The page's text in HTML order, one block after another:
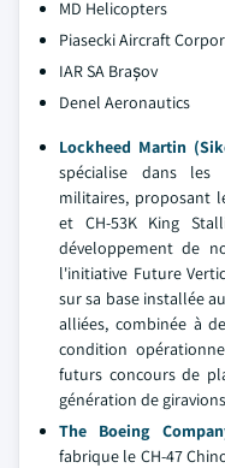
MD Helicopters
Piasecki Aircraft
IAR SA Brașov
Denel Aeronautics
Lockheed Martin
spécialise dans les
militaires, proposant
et CH-53K King
développement de
l'initiative Future
sur sa base installée
alliées, combinée à
condition
futurs concours de
génération de
The Boeing
fabrique le CH-47